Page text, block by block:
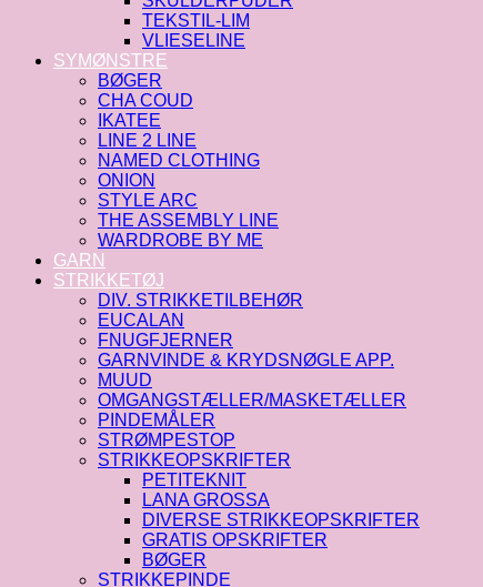
TEKSTIL-LIM
VLIESELINE
SYMØNSTRE
BØGER
CHA COUD
IKATEE
LINE 2 LINE
NAMED CLOTHING
ONION
STYLE ARC
THE ASSEMBLY LINE
WARDROBE BY ME
GARN
STRIKKETØJ
DIV. STRIKKETILBEHØR
EUCALAN
FNUGFJERNER
GARNVINDE & KRYDSNØGLE APP.
MUUD
OMGANGSTÆLLER/MASKETÆLLER
PINDEMÅLER
STRØMPESTOP
STRIKKEOPSKRIFTER
PETITEKNIT
LANA GROSSA
DIVERSE STRIKKEOPSKRIFTER
GRATIS OPSKRIFTER
BØGER
STRIKKEPINDE